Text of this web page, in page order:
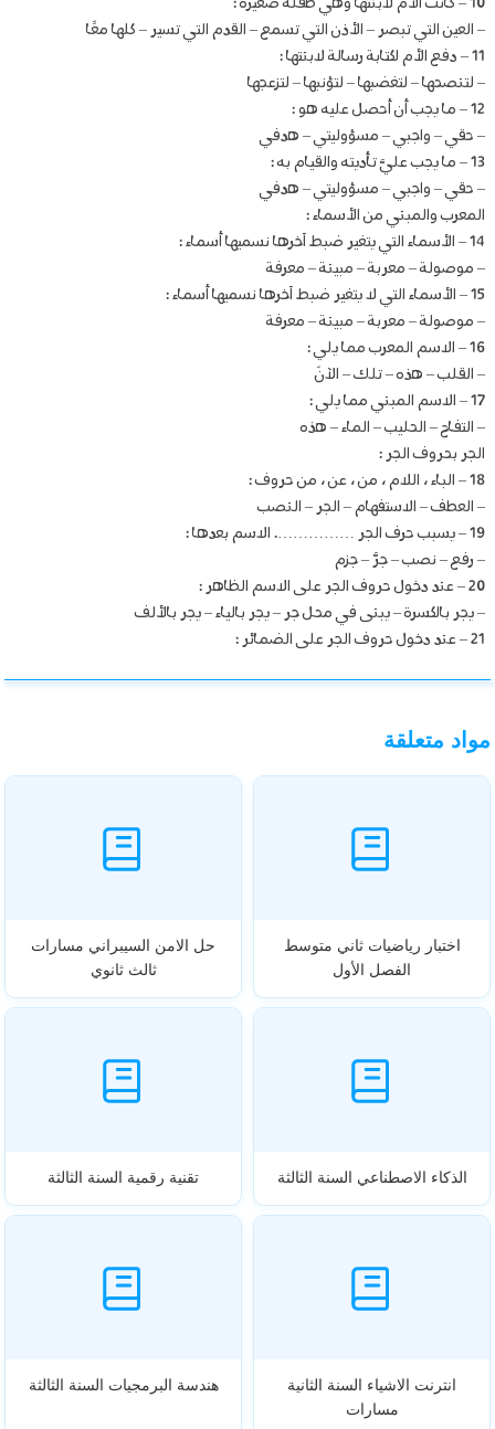
10 – كانت الأم لابنتها وهي طفلة صغيرة :
– العين التي تبصر – الأذن التي تسمع – القدم التي تسير – كلها معًا
11 – دفع الأم لكتابة رسالة لابنتها :
– لتنصحها – لتغضبها – لتؤنبها – لتزعجها
12 – ما يجب أن أحصل عليه هو :
– حقي – واجبي – مسؤوليتي – هدفي
13 – ما يجب عليَّ تأديته والقيام به :
– حقي – واجبي – مسؤوليتي – هدفي
المعرب والمبني من الأسماء :
14 – الأسماء التي يتغير ضبط آخرها نسميها أسماء :
– موصولة – معربة – مبينة – معرفة
15 – الأسماء التي لا يتغير ضبط آخرها نسميها أسماء :
– موصولة – معربة – مبينة – معرفة
16 – الاسم المعرب مما يلي :
– القلب – هذه – تلك – الآنَ
17 – الاسم المبني مما يلي :
– التفاح – الحليب – الماء – هذه
الجر بحروف الجر :
18 – الباء ، اللام ، من ، عن ، من حروف :
– العطف – الاستفهام – الجر – النصب
19 – يسبب حرف الجر ……………. الاسم بعدها :
– رفع – نصب – جرَّ – جزم
20 – عند دخول حروف الجر على الاسم الظاهر :
– يجر بالكسرة – يبنى في محل جر – يجر بالياء – يجر بالألف
21 – عند دخول حروف الجر على الضمائر :
مواد متعلقة
اختبار رياضيات ثاني متوسط
الفصل الأول
حل الامن السيبراني مسارات
ثالث ثانوي
الذكاء الاصطناعي السنة الثالثة تقنية رقمية السنة الثالثة
انترنت الاشياء السنة الثانية
مسارات
هندسة البرمجيات السنة الثالثة